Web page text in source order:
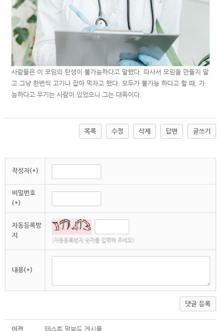
사람들은 이 모임의 탄생이 불가능하다고 말했다. 따사서 모임을 만들지 말
고 그냥 한번씩 고기나 잡아 먹자고 했다. 모두가 불가능 하다고 할 때, 가
능하다고 우기는 사람이 있었으니 그는 대쪽이다.
목록 수정 삭제 답변 글쓰기
작성자(*)
비밀번호
(*)
자동등록방
지
(자동등록방지 숫자를 입력해 주세요)
내용(*)
댓글 등록
이전 테스트 망보드 게시물